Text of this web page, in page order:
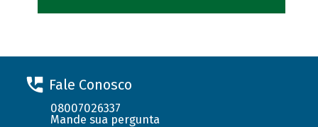
Fale Conosco
08007026337
Mande sua pergunta